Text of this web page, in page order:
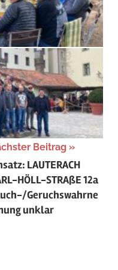
Beitrag
LAUTERACH
HÖLL-STRAßE 12a
Geruchswahrne
unklar